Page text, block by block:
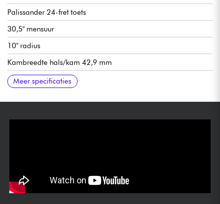
Palissander 24-fret toets
30,5" mensuur
10" radius
Kambreedte hals/kam 42,9 mm
Rickenbacker Hot Toaster Top pickups
Volume 1 (hals)
Volume 2 (brug)
Toon 1 (hals)
Toon 2 (brug) vintage/modern push-pull
pickupschakelaar met 3x positie
RIC V2 brug brug/brug
Meer specificaties